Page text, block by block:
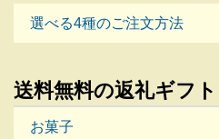
選べる4種のご注文方法
送料無料の返礼ギフト
お菓子